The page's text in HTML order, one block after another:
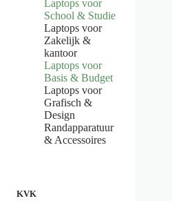
Laptops voor
School & Studie
Laptops voor
Zakelijk &
kantoor
Laptops voor
Basis & Budget
Laptops voor
Grafisch &
Design
Randapparatuur
& Accessoires
KVK